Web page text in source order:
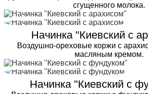
сгущенного молока.
Начинка "Киевский с
Воздушно-ореховые коржи с
масляным кремом.
Начинка "Киевский с